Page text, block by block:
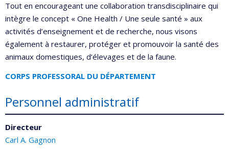
Tout en encourageant une collaboration transdisciplinaire qui
intègre le concept « One Health / Une seule santé » aux
activités d’enseignement et de recherche, nous visons
également à restaurer, protéger et promouvoir la santé des
animaux domestiques, d’élevages et de la faune.
CORPS PROFESSORAL DU DÉPARTEMENT
Personnel administratif
Directeur
Carl A. Gagnon